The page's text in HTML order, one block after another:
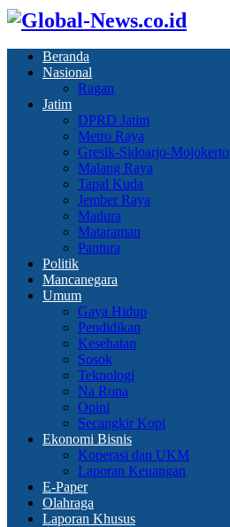
Beranda
Nasional
Ragan
Jatim
DPRD Jatim
Metro Raya
Gresik-Sidoarjo-Mojokerto
Malang Raya
Tapal Kuda
Jember Raya
Madura
Mataraman
Pantura
Politik
Mancanegara
Umum
Gaya Hidup
Pendidikan
Kesehatan
Sosok
Teknologi
Na Rona
Opini
Secangkir Kopi
Ekonomi Bisnis
Koperasi dan UKM
Laporan Keuangan
E-Paper
Olahraga
Laporan Khusus